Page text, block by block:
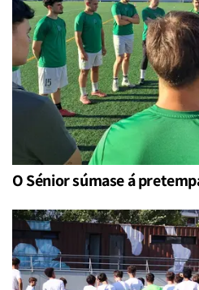
O Sénior súmase á